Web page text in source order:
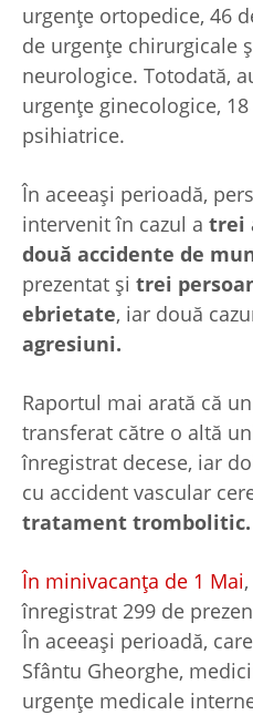
urgențe ortopedice, 46
de urgențe chirurgicale
neurologice. Totodată,
urgențe ginecologice,
psihiatrice.
În aceeași perioadă,
intervenit în cazul a trei
două accidente de
prezentat și trei
ebrietate, iar două
agresiuni.
Raportul mai arată că
transferat către o altă
înregistrat decese, iar
cu accident vascular
tratament trombolitic.
În minivacanța de 1 Mai
înregistrat 299 de
În aceeași perioadă,
Sfântu Gheorghe,
urgențe medicale